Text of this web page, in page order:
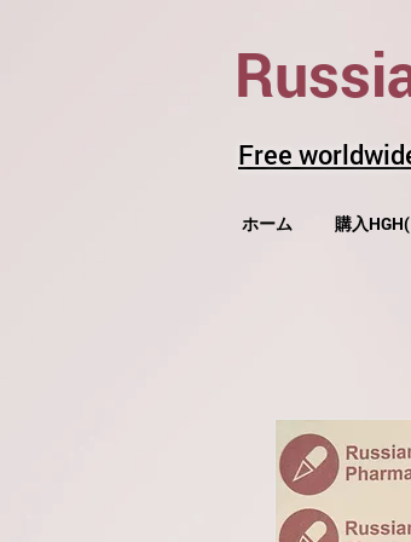
Free
ホーム 購入